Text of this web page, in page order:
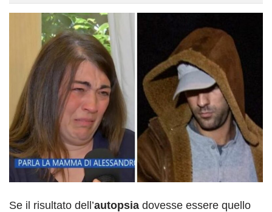
Se il risultato dell’autopsia dovesse essere quello